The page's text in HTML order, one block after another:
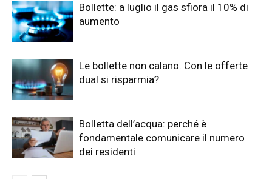
Bollette: a luglio il gas sfiora il 10% di
aumento
Le bollette non calano. Con le offerte
dual si risparmia?
Bolletta dell’acqua: perché è
fondamentale comunicare il numero
dei residenti